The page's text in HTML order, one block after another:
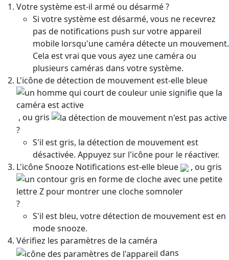
Votre système est-il armé ou désarmé ?
Si votre système est désarmé, vous ne recevrez
pas de notifications push sur votre appareil
mobile lorsqu'une caméra détecte un mouvement.
Cela est vrai que vous ayez une caméra ou
plusieurs caméras dans votre système.
L'icône de détection de mouvement est-elle bleue
, ou gris
?
S'il est gris, la détection de mouvement est
désactivée. Appuyez sur l'icône pour le réactiver.
L'icône Snooze Notifications est-elle bleue
, ou gris
?
S'il est bleu, votre détection de mouvement est en
mode snooze.
Vérifiez les paramètres de la caméra
dans